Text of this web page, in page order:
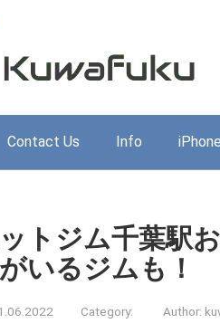
Contact Us Info iPhone
トジム千葉駅
いるジムも！
Category: Author: